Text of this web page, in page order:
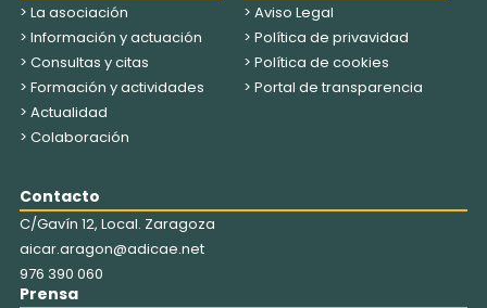
> La asociación
> Información y actuación
> Consultas y citas
> Formación y actividades
> Actualidad
> Colaboración
> Aviso Legal
> Política de privavidad
> Política de cookies
> Portal de transparencia
Contacto
C/Gavín 12, Local. Zaragoza
aicar.aragon@adicae.net
976 390 060
Prensa